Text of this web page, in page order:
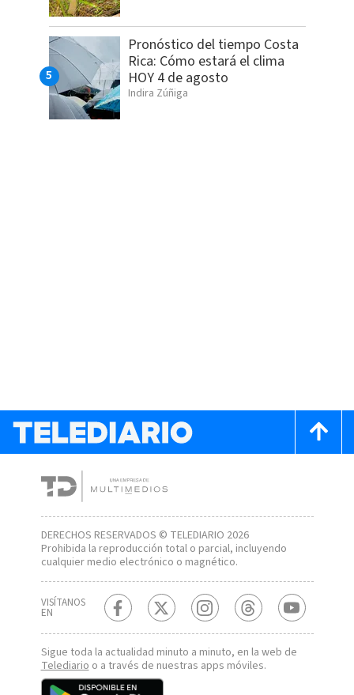
Pronóstico del tiempo Costa
Rica: Cómo estará el clima
HOY 4 de agosto
Indira Zúñiga
DERECHOS RESERVADOS © TELEDIARIO 2026
Prohibida la reproducción total o parcial, incluyendo
cualquier medio electrónico o magnético.
VISÍTANOS
EN
Sigue toda la actualidad minuto a minuto, en la web de
Telediarioo a través de nuestras apps móviles.